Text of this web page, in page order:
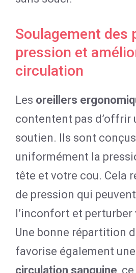
Soulagement des
pression et
circulation
Les oreillers
contentent pas d’offrir
soutien. Ils sont
uniformément la
tête et votre cou. Cela
de pression qui
l’inconfort et perturber
Une bonne répartition
favorise également
circulation sanguine,